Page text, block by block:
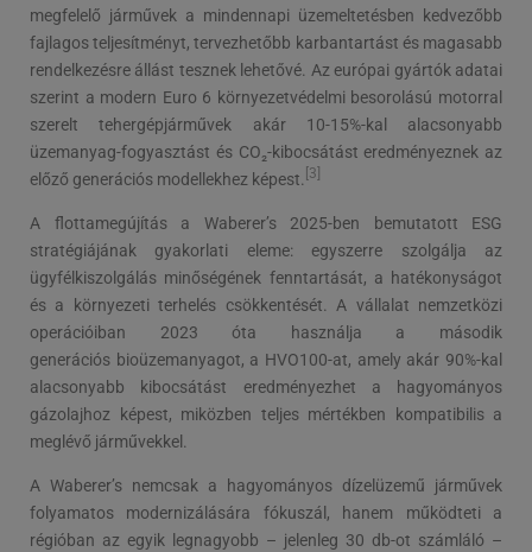
megfelelő járművek a mindennapi üzemeltetésben kedvezőbb
fajlagos teljesítményt, tervezhetőbb karbantartást és magasabb
rendelkezésre állást tesznek lehetővé. Az európai gyártók adatai
szerint a modern Euro 6 környezetvédelmi besorolású motorral
szerelt tehergépjárművek akár 10-15%-kal alacsonyabb
üzemanyag-fogyasztást és CO₂-kibocsátást eredményeznek az
előző generációs modellekhez képest. [3]
A flottamegújítás a Waberer’s 2025-ben bemutatott ESG
stratégiájának gyakorlati eleme: egyszerre szolgálja az
ügyfélkiszolgálás minőségének fenntartását, a hatékonyságot
és a környezeti terhelés csökkentését. A vállalat nemzetközi
operációiban 2023 óta használja a második
generációs bioüzemanyagot, a HVO100-at, amely akár 90%-kal
alacsonyabb kibocsátást eredményezhet a hagyományos
gázolajhoz képest, miközben teljes mértékben kompatibilis a
meglévő járművekkel.
A Waberer’s nemcsak a hagyományos dízelüzemű járművek
folyamatos modernizálására fókuszál, hanem működteti a
régióban az egyik legnagyobb – jelenleg 30 db-ot számláló –